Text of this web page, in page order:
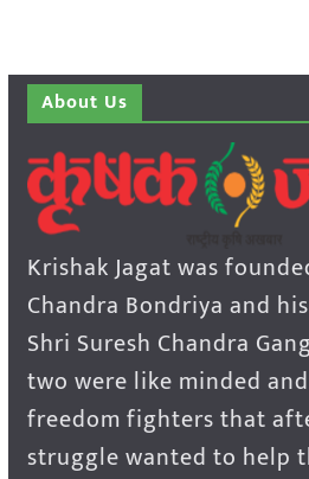
About Us
Krishak Jagat was
Chandra Bondriya and
Shri Suresh Chandra
two were like minded
freedom fighters that
struggle wanted to help